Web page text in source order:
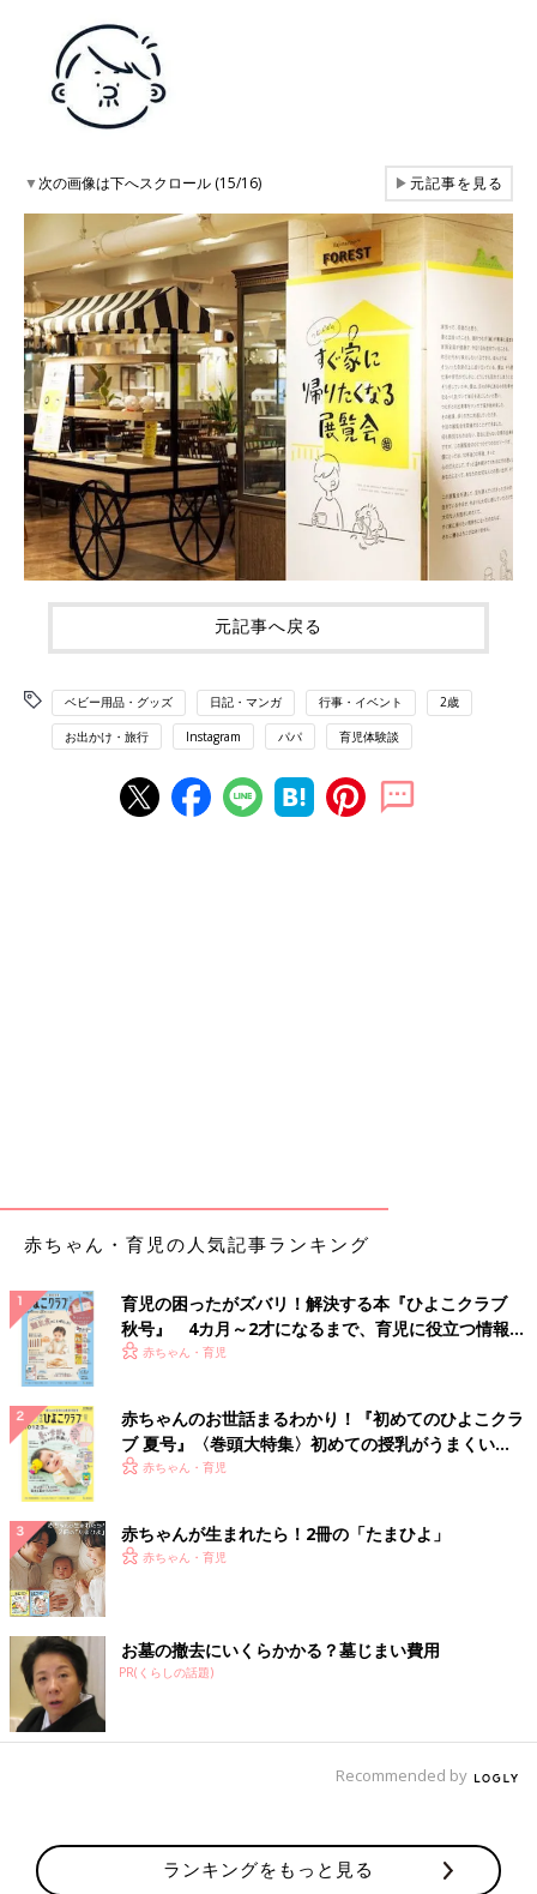
▼次の画像は下へスクロール (15/16) ▶元記事を見る
元記事へ戻る
ベビー用品・グッズ 日記・マンガ 行事・イベント 2歳
お出かけ・旅行 Instagram パパ 育児体験談
赤ちゃん・育児の人気記事ランキング
育児の困ったがズバリ！解決する本『ひよこクラブ
秋号』 4カ月～2才になるまで、育児に役立つ情報が
いっぱい！
赤ちゃん・育児
赤ちゃんのお世話まるわかり！『初めてのひよこクラ
ブ 夏号』〈巻頭大特集〉初めての授乳がうまくい
く！ おっぱい・ミルクの基本と夏のトラブル 解決テ
赤ちゃん・育児
赤ちゃんが生まれたら！2冊の「たまひよ」
赤ちゃん・育児
お墓の撤去にいくらかかる？墓じまい費用
PR(くらしの話題)
Recommended by
ランキングをもっと見る